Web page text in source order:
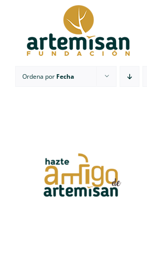
contenido
Ordena por Fecha